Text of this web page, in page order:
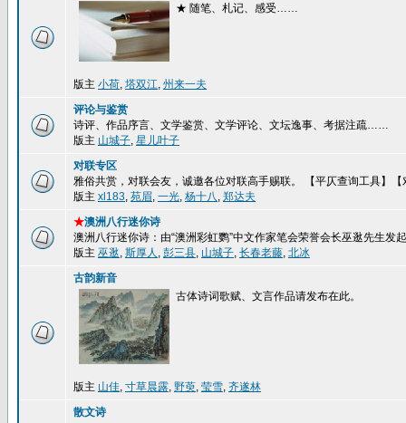
★ 随笔、札记、感受……
版主 小荷, 塔双江, 州来一夫
评论与鉴赏
诗评、作品序言、文学鉴赏、文学评论、文坛逸事、考据注疏……
版主 山城子, 星儿叶子
对联专区
雅俗共赏，对联会友，诚邀各位对联高手赐联。 【平仄查询工具】【
版主 xl183, 苑眉, 一光, 杨十八, 郑达夫
★澳洲八行迷你诗
澳洲八行迷你诗：由“澳洲彩虹鹦”中文作家笔会荣誉会长巫逖先生发
版主 巫逖, 斯厚人 , 彭三县, 山城子, 长春老藤, 北冰
古韵新音
古体诗词歌赋、文言作品请发布在此。
版主 山佳, 寸草晨露, 野萸, 莹雪, 齐遂林
散文诗